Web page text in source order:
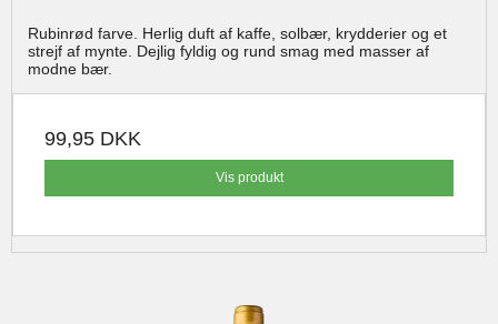
Rubinrød farve. Herlig duft af kaffe, solbær, krydderier og et
strejf af mynte. Dejlig fyldig og rund smag med masser af
modne bær.
99,95 DKK
Vis produkt